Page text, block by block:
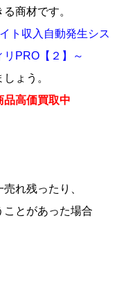
商材です。
ト収入自動発生シス
PRO【２】～
ょう。
品高価買取中
れ残ったり、
ことがあった場合